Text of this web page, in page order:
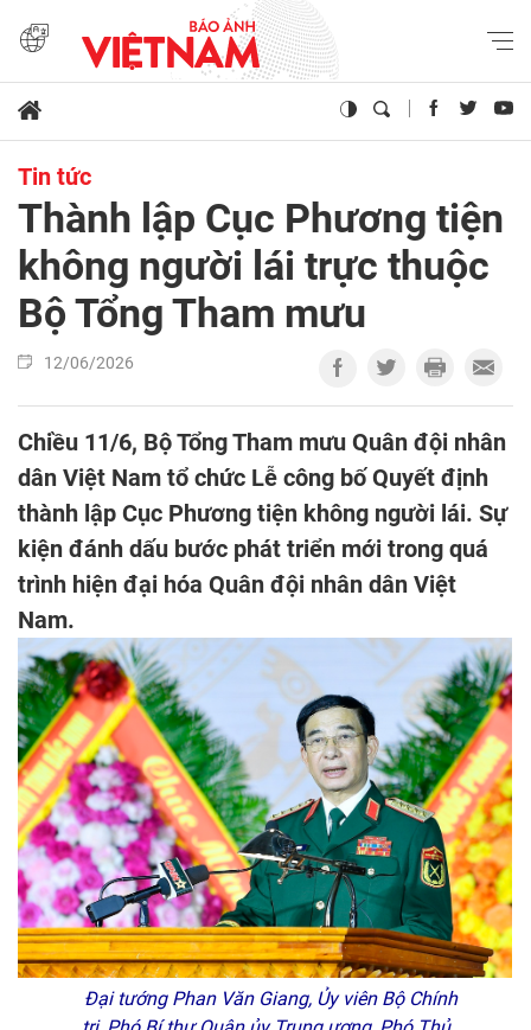
Tin tức
Thành lập Cục Phương tiện
không người lái trực thuộc
Bộ Tổng Tham mưu
12/06/2026
Chiều 11/6, Bộ Tổng Tham mưu Quân đội nhân
dân Việt Nam tổ chức Lễ công bố Quyết định
thành lập Cục Phương tiện không người lái. Sự
kiện đánh dấu bước phát triển mới trong quá
trình hiện đại hóa Quân đội nhân dân Việt
Nam.
Đại tướng Phan Văn Giang, Ủy viên Bộ Chính